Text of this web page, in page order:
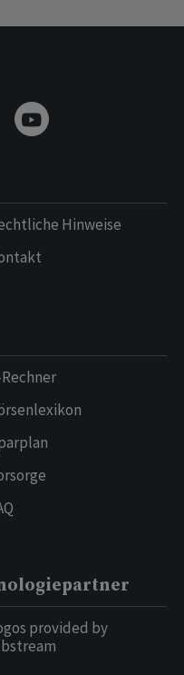
Hinweise
provided by